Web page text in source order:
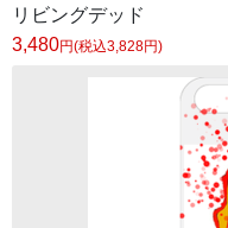
リビングデッド
3,480円(税込3,828円)